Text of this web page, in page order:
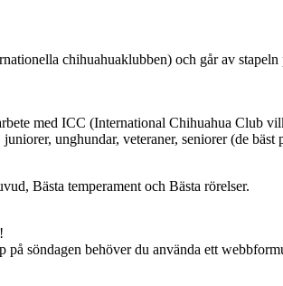
chihuahuaklubben) och går av
med ICC (International Chihuahua Club
unghundar, veteraner, seniorer (de bäst
Bästa temperament och Bästa rörelser.
söndagen behöver du använda ett